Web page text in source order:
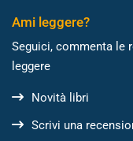
Ami leggere?
Seguici, commenta le
leggere
Novità libri
Scrivi una